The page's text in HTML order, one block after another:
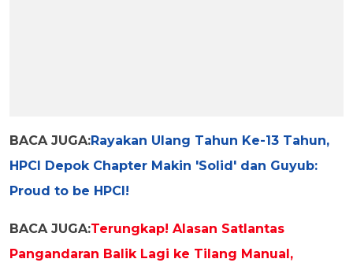
BACA JUGA:Rayakan Ulang Tahun Ke-13 Tahun,
HPCI Depok Chapter Makin 'Solid' dan Guyub:
Proud to be HPCI!
BACA JUGA:Terungkap! Alasan Satlantas
Pangandaran Balik Lagi ke Tilang Manual,